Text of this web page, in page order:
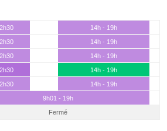
14h - 19h
14h - 19h
14h - 19h
14h - 19h
14h - 19h
9h01 - 19h
Fermé